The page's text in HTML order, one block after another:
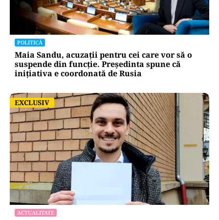
POLITICĂ
Maia Sandu, acuzații pentru cei care vor să o
suspende din funcție. Președinta spune că
inițiativa e coordonată de Rusia
EXCLUSIV
EXCLUSIV
ACTUALITATE